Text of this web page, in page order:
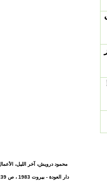
محمود درويش، آخر الليل،
دار العودة - بيروت 1983 ، ص 239 - 240.